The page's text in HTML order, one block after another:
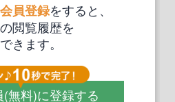
員登録をすると、
閲覧履歴を
きます。
(無料)に登録する